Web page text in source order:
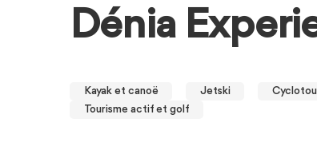
Dénia
Kayak et canoë Jetski
Tourisme actif et golf